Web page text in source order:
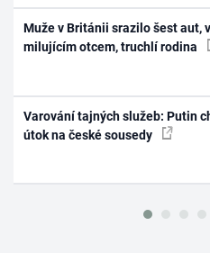
Muže v Británii srazilo šest aut,
milujícím otcem, truchlí rodina
Varování tajných služeb: Putin
útok na české sousedy